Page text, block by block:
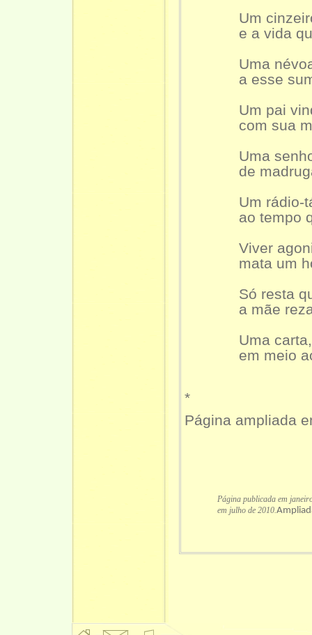
Um cinzeiro
e a vida que
Uma névoa
a esse sumir
Um pai
com sua
Uma senhora
de
Um rádio-
ao tempo
Viver agonia
mata um
Só resta que
a mãe
Uma carta,
em meio ao
*
Página ampliada
Página publicada em
em julho de 2010.